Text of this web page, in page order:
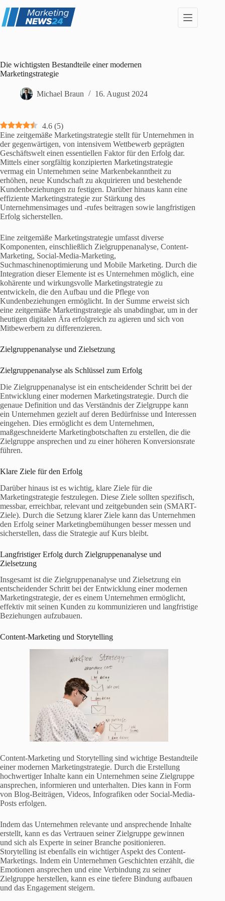
Inhalt
springen
Die wichtigsten Bestandteile einer modernen
Marketingstrategie
Michael Braun 16. August 2024
4.6 (5)
Eine zeitgemäße Marketingstrategie stellt für Unternehmen in
der gegenwärtigen, von intensivem Wettbewerb geprägten
Geschäftswelt einen essentiellen Faktor für den Erfolg dar.
Mittels einer sorgfältig konzipierten Marketingstrategie
vermag ein Unternehmen seine Markenbekanntheit zu
erhöhen, neue Kundschaft zu akquirieren und bestehende
Kundenbeziehungen zu festigen. Darüber hinaus kann eine
effiziente Marketingstrategie zur Stärkung des
Unternehmensimages und -rufes beitragen sowie langfristigen
Erfolg sicherstellen.
Eine zeitgemäße Marketingstrategie umfasst diverse
Komponenten, einschließlich Zielgruppenanalyse, Content-
Marketing, Social-Media-Marketing,
Suchmaschinenoptimierung und Mobile Marketing. Durch die
Integration dieser Elemente ist es Unternehmen möglich, eine
kohärente und wirkungsvolle Marketingstrategie zu
entwickeln, die den Aufbau und die Pflege von
Kundenbeziehungen ermöglicht. In der Summe erweist sich
eine zeitgemäße Marketingstrategie als unabdingbar, um in der
heutigen digitalen Ära erfolgreich zu agieren und sich von
Mitbewerbern zu differenzieren.
Zielgruppenanalyse und Zielsetzung
Zielgruppenanalyse als Schlüssel zum Erfolg
Die Zielgruppenanalyse ist ein entscheidender Schritt bei der
Entwicklung einer modernen Marketingstrategie. Durch die
genaue Definition und das Verständnis der Zielgruppe kann
ein Unternehmen gezielt auf deren Bedürfnisse und Interessen
eingehen. Dies ermöglicht es dem Unternehmen,
maßgeschneiderte Marketingbotschaften zu erstellen, die die
Zielgruppe ansprechen und zu einer höheren Konversionsrate
führen.
Klare Ziele für den Erfolg
Darüber hinaus ist es wichtig, klare Ziele für die
Marketingstrategie festzulegen. Diese Ziele sollten spezifisch,
messbar, erreichbar, relevant und zeitgebunden sein (SMART-
Ziele). Durch die Setzung klarer Ziele kann das Unternehmen
den Erfolg seiner Marketingbemühungen besser messen und
sicherstellen, dass die Strategie auf Kurs bleibt.
Langfristiger Erfolg durch Zielgruppenanalyse und
Zielsetzung
Insgesamt ist die Zielgruppenanalyse und Zielsetzung ein
entscheidender Schritt bei der Entwicklung einer modernen
Marketingstrategie, der es einem Unternehmen ermöglicht,
effektiv mit seinen Kunden zu kommunizieren und langfristige
Beziehungen aufzubauen.
Content-Marketing und Storytelling
Content-Marketing und Storytelling sind wichtige Bestandteile
einer modernen Marketingstrategie. Durch die Erstellung
hochwertiger Inhalte kann ein Unternehmen seine Zielgruppe
ansprechen, informieren und unterhalten. Dies kann in Form
von Blog-Beiträgen, Videos, Infografiken oder Social-Media-
Posts erfolgen.
Indem das Unternehmen relevante und ansprechende Inhalte
erstellt, kann es das Vertrauen seiner Zielgruppe gewinnen
und sich als Experte in seiner Branche positionieren.
Storytelling ist ebenfalls ein wichtiger Aspekt des Content-
Marketings. Indem ein Unternehmen Geschichten erzählt, die
Emotionen ansprechen und eine Verbindung zu seiner
Zielgruppe herstellen, kann es eine tiefere Bindung aufbauen
und das Engagement steigern.